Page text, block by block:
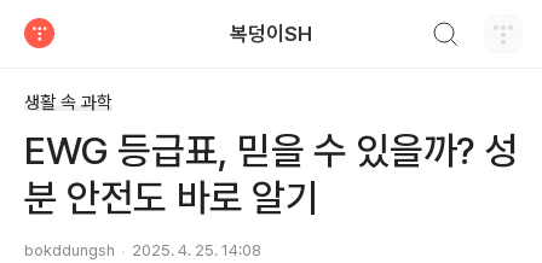
복덩이SH
생활 속 과학
EWG 등급표, 믿을 수 있을까? 성
분 안전도 바로 알기
bokddungsh 2025. 4. 25. 14:08